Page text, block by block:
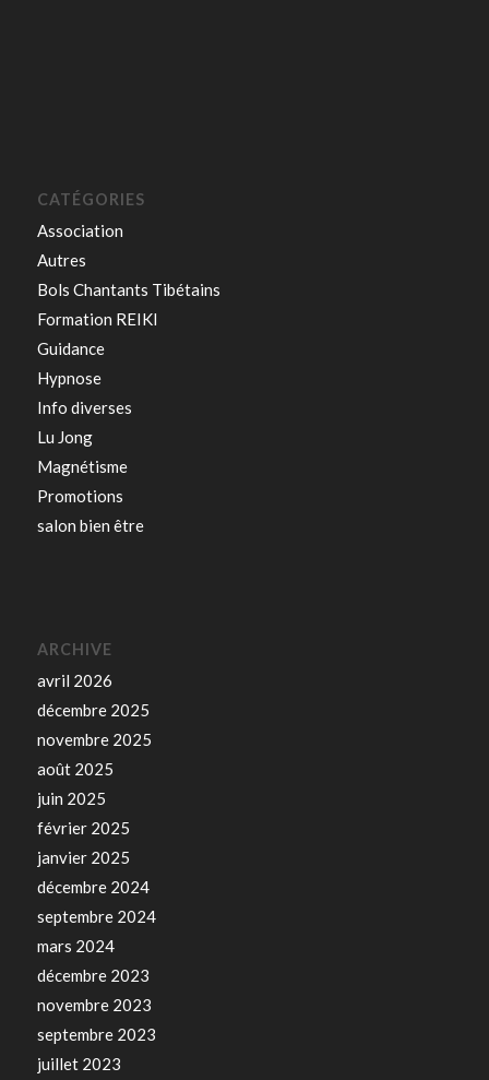
CATÉGORIES
Association
Autres
Bols Chantants Tibétains
Formation REIKI
Guidance
Hypnose
Info diverses
Lu Jong
Magnétisme
Promotions
salon bien être
ARCHIVE
avril 2026
décembre 2025
novembre 2025
août 2025
juin 2025
février 2025
janvier 2025
décembre 2024
septembre 2024
mars 2024
décembre 2023
novembre 2023
septembre 2023
juillet 2023